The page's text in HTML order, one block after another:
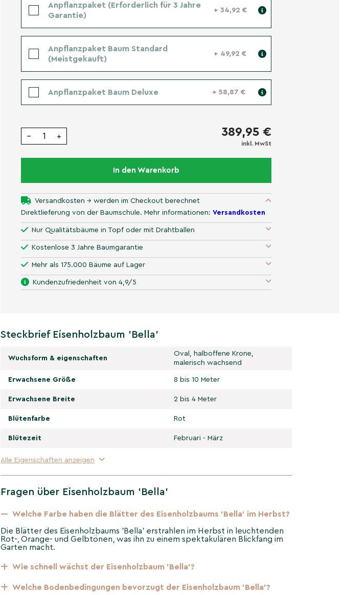
Anpflanzpaket (Erforderlich für 3 Jahre
Garantie)
+ 34,92 €
Anpflanzpaket Baum Standard
(Meistgekauft)
+ 49,92 €
Anpflanzpaket Baum Deluxe + 58,87 €
− + 389,95 €
inkl. MwSt
In den Warenkorb
Versandkosten → werden im Checkout berechnet
Direktlieferung von der Baumschule. Mehr informationen: Versandkosten
Nur Qualitätsbäume in Topf oder mit Drahtballen
Kostenlose 3 Jahre Baumgarantie
Mehr als 175.000 Bäume auf Lager
Kundenzufriedenheit von 4,9/5
Steckbrief Eisenholzbaum 'Bella'
Wuchsform & eigenschaften
Oval, halboffene Krone,
malerisch wachsend
Erwachsene Größe 8 bis 10 Meter
Erwachsene Breite 2 bis 4 Meter
Blütenfarbe Rot
Blütezeit Februari - März
Alle Eigenschaften anzeigen
Fragen über Eisenholzbaum 'Bella'
Welche Farbe haben die Blätter des Eisenholzbaums 'Bella' im Herbst?
Die Blätter des Eisenholzbaums 'Bella' erstrahlen im Herbst in leuchtenden
Rot-, Orange- und Gelbtönen, was ihn zu einem spektakulären Blickfang im
Garten macht.
Wie schnell wächst der Eisenholzbaum 'Bella'?
Welche Bodenbedingungen bevorzugt der Eisenholzbaum 'Bella'?